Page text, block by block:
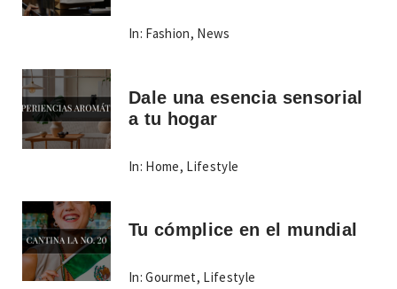
In: Fashion, News
Dale una esencia sensorial
a tu hogar
In: Home, Lifestyle
Tu cómplice en el mundial
In: Gourmet, Lifestyle